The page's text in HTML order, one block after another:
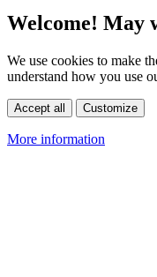
Welcome! May
We use cookies to make
understand how you use
Accept all Customize
More information